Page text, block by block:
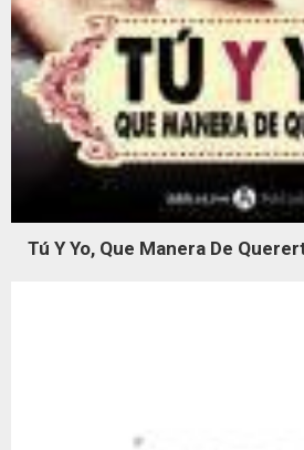
Tú Y Yo, Que Manera De